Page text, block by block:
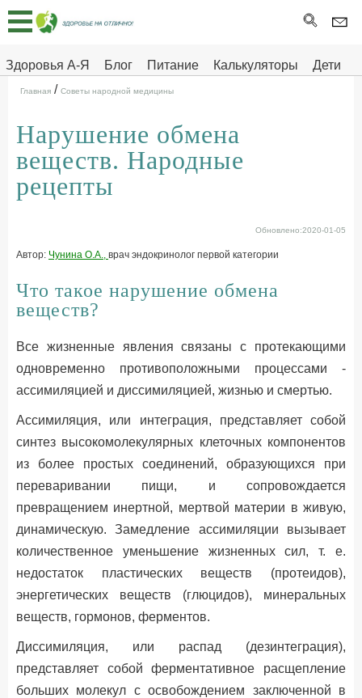
Здоровья А-Я Блог Питание Калькуляторы
Дети
Здоровье на отлично
Главная
Тесты
Про
ДЕТЯМ
Главная / Советы народной медицины
Нарушение обмена
веществ. Народные
рецепты
Обновлено:2020-01-05
Автор: Чунина О.А., врач эндокринолог первой категории
Что такое нарушение обмена
веществ?
Все жизненные явления связаны с протекающими
одновременно противоположными процессами -
ассимиляцией и диссимиляцией, жизнью и смертью.
Ассимиляция, или интеграция, представляет собой
синтез высокомолекулярных клеточных компонентов
из более простых соединений, образующихся при
переваривании пищи, и сопровождается
превращением инертной, мертвой материи в живую,
динамическую. Замедление ассимиляции вызывает
количественное уменьшение жизненных сил, т. е.
недостаток пластических веществ (протеидов),
энергетических веществ (глюцидов), минеральных
веществ, гормонов, ферментов.
Диссимиляция, или распад (дезинтеграция),
представляет собой ферментативное расщепление
больших молекул с освобождением заключенной в